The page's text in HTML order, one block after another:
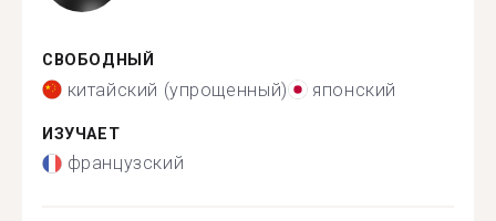
СВОБОДНЫЙ
китайский (упрощенный) японский
ИЗУЧАЕТ
французский